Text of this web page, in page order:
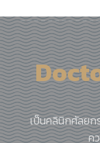
เป็นคลินิกศัลยก
ค